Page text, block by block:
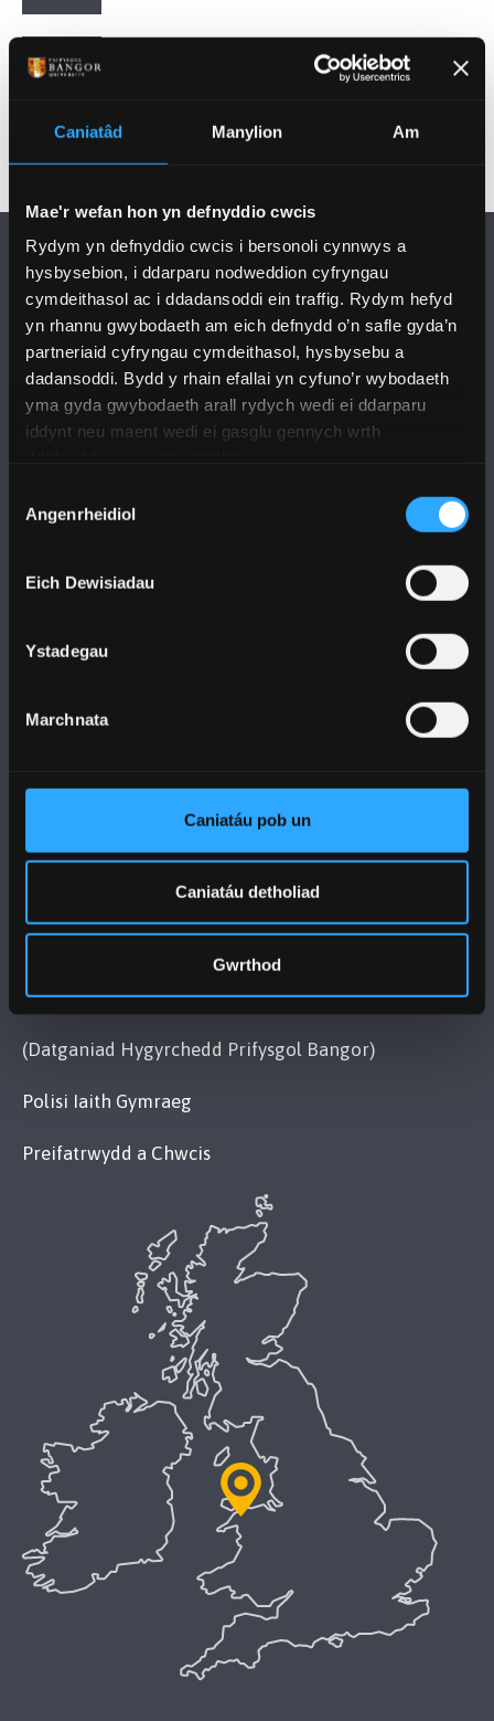
Caniatâd Manylion Am
Mae'r wefan hon yn defnyddio cwcis
Rydym yn defnyddio cwcis i bersonoli cynnwys a
hysbysebion, i ddarparu nodweddion cyfryngau
cymdeithasol ac i ddadansoddi ein traffig. Rydym hefyd
yn rhannu gwybodaeth am eich defnydd o’n safle gyda’n
partneriaid cyfryngau cymdeithasol, hysbysebu a
dadansoddi. Bydd y rhain efallai yn cyfuno’r wybodaeth
yma gyda gwybodaeth arall rydych wedi ei ddarparu
iddynt neu maent wedi ei gasglu gennych wrth
Caniatâd
Angenrheidiol
Eich Dewisiadau
Ystadegau
Marchnata
Caniatáu pob un
Caniatáu detholiad
Gwrthod
2025
DILYNWCH NI
Bangor, Gwynedd, LL57 2DG, UK
MAPIAU A CHYFARWYDDIADAU TEITHIO
Datganiad Deddf Caethwasiaeth Fodern 2015
(Datganiad Hygyrchedd Prifysgol Bangor)
Polisi Iaith Gymraeg
Preifatrwydd a Chwcis